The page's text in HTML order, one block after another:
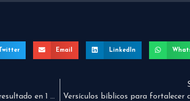
Twitter Email LinkedIn
Nuevo test de coronavirus da resultado en 1 minuto
Versículos bíblicos para fortalecer